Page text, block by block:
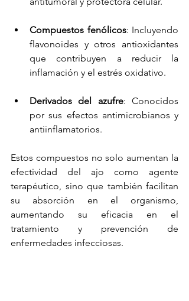
Compuestos fenólicos: Incluyendo
flavonoides y otros antioxidantes
que contribuyen a reducir la
inflamación y el estrés oxidativo.
Derivados del azufre: Conocidos
por sus efectos antimicrobianos y
antiinflamatorios.
Estos compuestos no solo aumentan la
efectividad del ajo como agente
terapéutico, sino que también facilitan
su absorción en el organismo,
aumentando su eficacia en el
tratamiento y prevención de
enfermedades infecciosas.